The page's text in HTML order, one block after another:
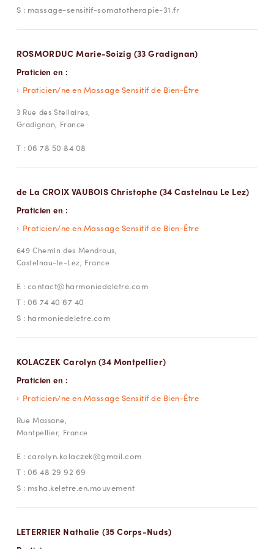
S : massage-sensitif-somatotherapie-31.fr
ROSMORDUC Marie-Soizig (33 Gradignan)
Praticien en :
Praticien/ne en Massage Sensitif de Bien-Être
3 Rue des Stellaires,
Gradignan, France
T : 06 78 50 84 08
de La CROIX VAUBOIS Christophe (34 Castelnau Le Lez)
Praticien en :
Praticien/ne en Massage Sensitif de Bien-Être
649 Chemin des Mendrous,
Castelnau-le-Lez, France
E : contact@harmoniedeletre.com
T : 06 74 40 67 40
S : harmoniedeletre.com
KOLACZEK Carolyn (34 Montpellier)
Praticien en :
Praticien/ne en Massage Sensitif de Bien-Être
Rue Massane,
Montpellier, France
E : carolyn.kolaczek@gmail.com
T : 06 48 29 92 69
S : msha.keletre.en.mouvement
LETERRIER Nathalie (35 Corps-Nuds)